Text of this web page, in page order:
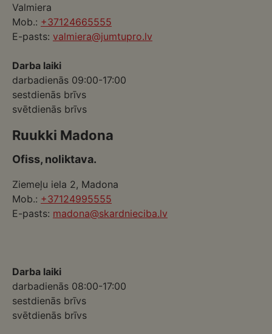
Valmiera
Mob.: +37124665555
E-pasts: valmiera@jumtupro.lv
Darba laiki
darbadienās 09:00-17:00
sestdienās brīvs
svētdienās brīvs
Ruukki Madona
Ofiss, noliktava.
Ziemeļu iela 2, Madona
Mob.: +37124995555
E-pasts: madona@skardnieciba.lv
Darba laiki
darbadienās 08:00-17:00
sestdienās brīvs
svētdienās brīvs